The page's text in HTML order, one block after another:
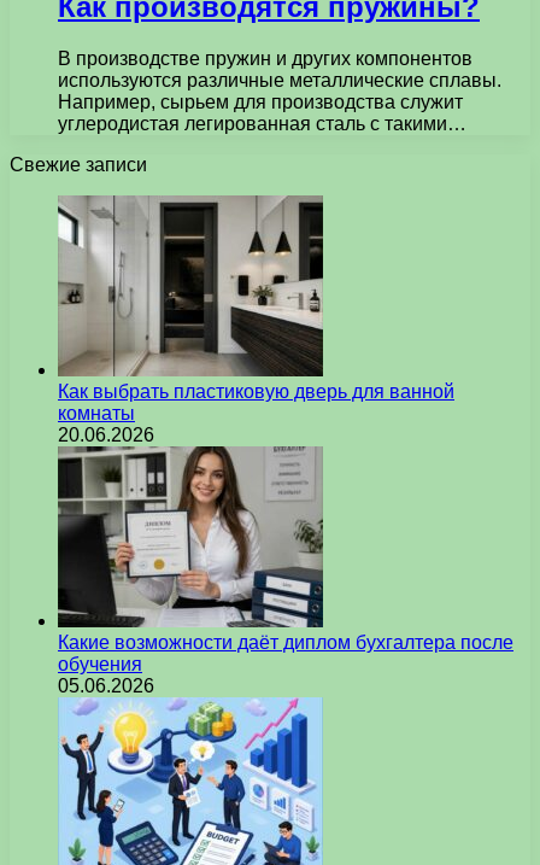
В производстве пружин и других компонентов
используются различные металлические сплавы.
Например, сырьем для производства служит
углеродистая легированная сталь с такими…
Свежие записи
Как выбрать пластиковую дверь для ванной
комнаты
20.06.2026
Какие возможности даёт диплом бухгалтера после
обучения
05.06.2026